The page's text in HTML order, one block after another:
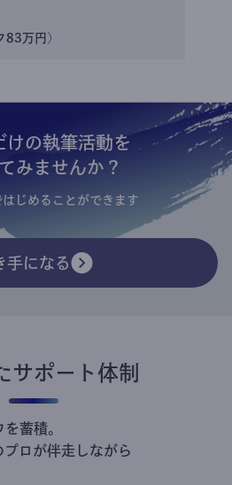
83万円)
けの執筆活動を
みませんか？
じめることができます
手になる
サポート体制
蓄積。
ロが伴走しながら